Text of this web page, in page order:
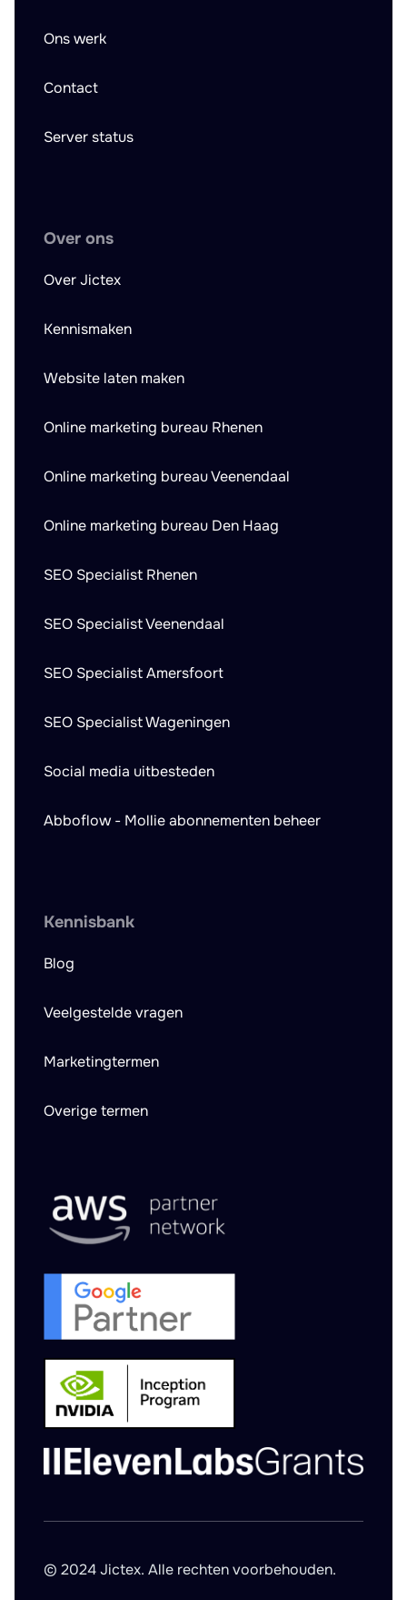
Ons werk
Contact
Server status
Over ons
Over Jictex
Kennismaken
Website laten maken
Online marketing bureau Rhenen
Online marketing bureau Veenendaal
Online marketing bureau Den Haag
SEO Specialist Rhenen
SEO Specialist Veenendaal
SEO Specialist Amersfoort
SEO Specialist Wageningen
Social media uitbesteden
Abboflow - Mollie abonnementen beheer
Kennisbank
Blog
Veelgestelde vragen
Marketingtermen
Overige termen
© 2024 Jictex. Alle rechten voorbehouden.